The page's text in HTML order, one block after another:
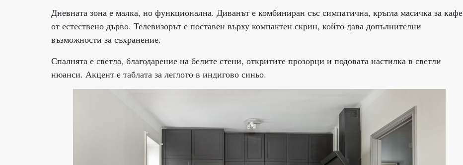
Дневната зона е малка, но функционална. Диванът е комбиниран със симпатична, кръгла масичка за кафе
от естествено дърво. Телевизорът е поставен върху компактен скрин, който дава допълнителни
възможности за съхранение.
Спалнята е светла, благодарение на белите стени, откритите прозорци и подовата настилка в светли
нюанси. Акцент е таблата за леглото в индигово синьо.